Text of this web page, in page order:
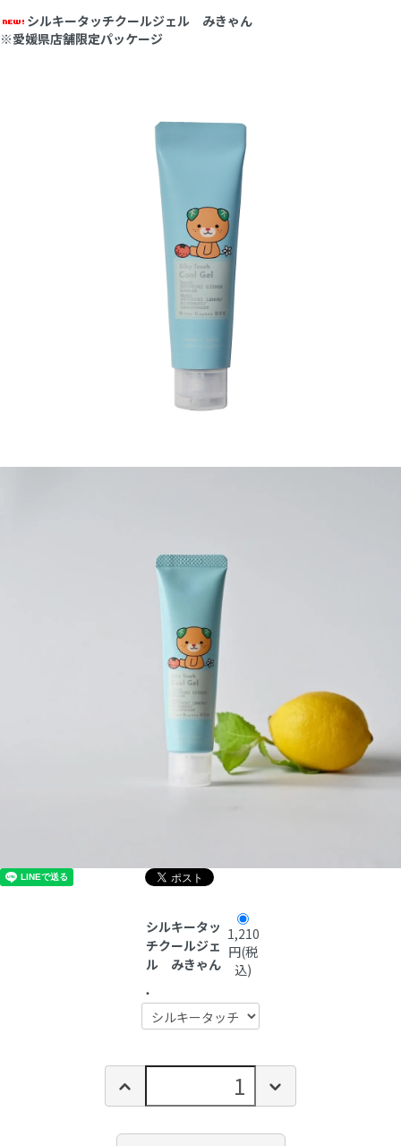
シルキータッチクールジェル みきゃん
※愛媛県店舗限定パッケージ
シルキータッ
チクールジェ
ル みきゃん
1,210
円(税
込)
・